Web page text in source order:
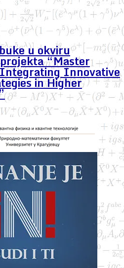
u okviru
“Master
Innovative
in Higher